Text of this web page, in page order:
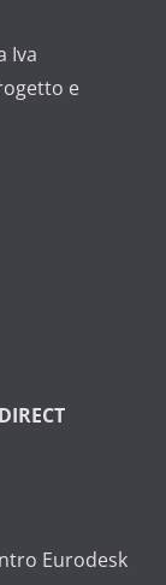
Iva
e
Eurodesk